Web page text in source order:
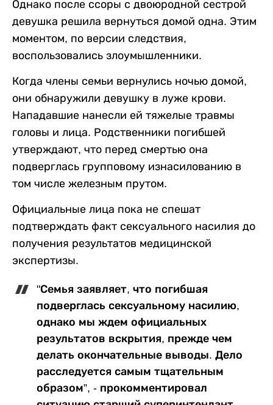
Однако после ссоры с двоюродной сестрой
девушка решила вернуться домой одна. Этим
моментом, по версии следствия,
воспользовались злоумышленники.
Когда члены семьи вернулись ночью домой,
они обнаружили девушку в луже крови.
Нападавшие нанесли ей тяжелые травмы
головы и лица. Родственники погибшей
утверждают, что перед смертью она
подверглась групповому изнасилованию в
том числе железным прутом.
Официальные лица пока не спешат
подтверждать факт сексуального насилия до
получения результатов медицинской
экспертизы.
"Семья заявляет, что погибшая
подверглась сексуальному насилию,
однако мы ждем официальных
результатов вскрытия, прежде чем
делать окончательные выводы. Дело
расследуется самым тщательным
образом”, - прокомментировал